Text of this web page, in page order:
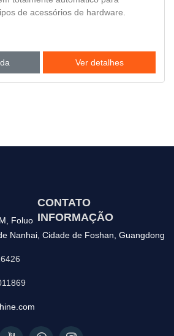
de acessórios de hardware.
Ver detalhes
CONTATO
INFORMAÇÃO
Foluo
Nanhai, Cidade de Foshan, Guangdong